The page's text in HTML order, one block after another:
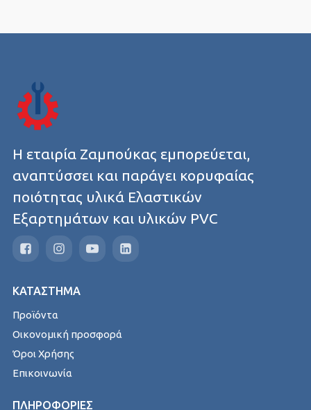
Η εταιρία Ζαμπούκας εμπορεύεται,
αναπτύσσει και παράγει κορυφαίας
ποιότητας υλικά Ελαστικών
Εξαρτημάτων και υλικών PVC
ΚΑΤΑΣΤΗΜΑ
Προϊόντα
Οικονομική προσφορά
Όροι Χρήσης
Επικοινωνία
ΠΛΗΡΟΦΟΡΙΕΣ